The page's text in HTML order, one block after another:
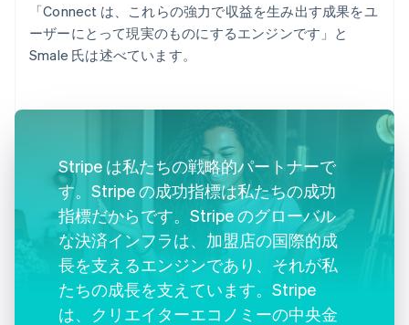
「Connect は、これらの強力で収益を生み出す成果をユ
ーザーにとって現実のものにするエンジンです」と
Smale 氏は述べています。
Stripe は私たちの戦略的パートナーで
す。Stripe の成功指標は私たちの成功
指標だからです。Stripe のグローバル
な決済インフラは、加盟店の国際的成
長を支えるエンジンであり、それが私
たちの成長を支えています。Stripe
は、クリエイターエコノミーの中央金